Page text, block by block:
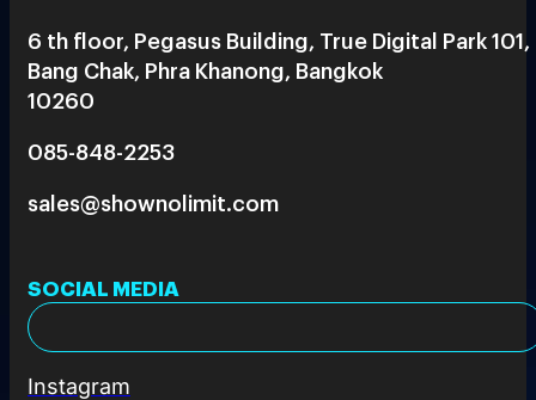
6 th floor, Pegasus Building, True Digital Park 101,
Bang Chak, Phra Khanong, Bangkok
10260
085-848-2253
sales@shownolimit.com
SOCIAL MEDIA
Instagram